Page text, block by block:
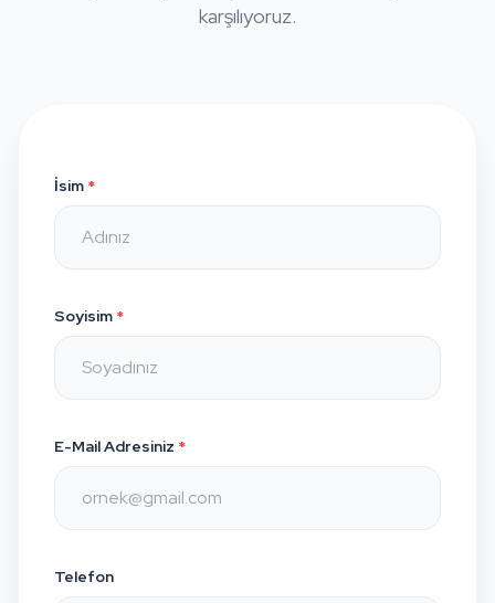
karşılıyoruz.
İsim *
Soyisim *
E-Mail Adresiniz *
Telefon